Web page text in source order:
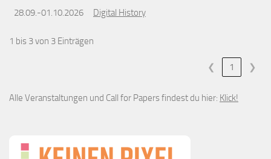
28.09.-01.10.2026 Digital History
1 bis 3 von 3 Einträgen
❮ 1 ❯
Alle Veranstaltungen und Call for Papers findest du hier: Klick!